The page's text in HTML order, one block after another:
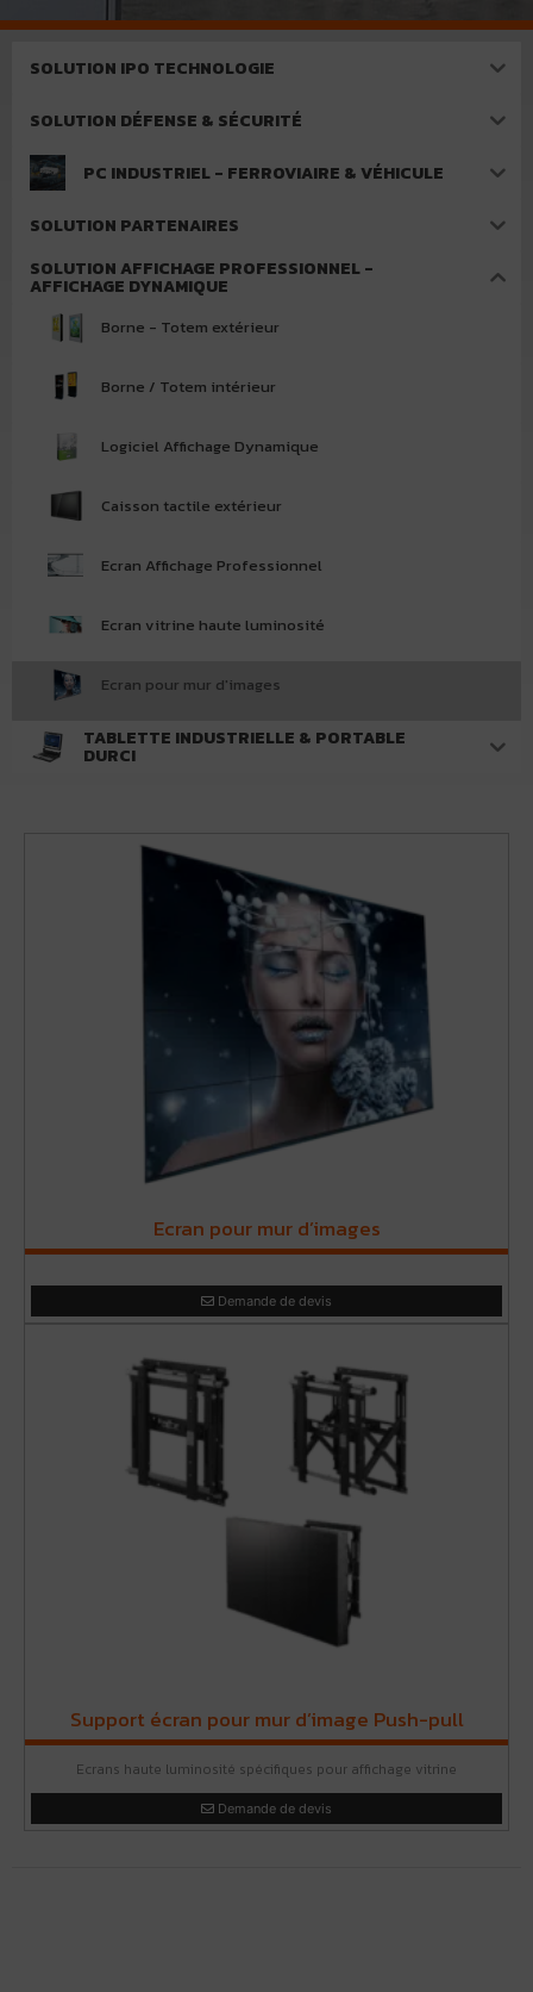
SOLUTION IPO TECHNOLOGIE
SOLUTION DÉFENSE & SÉCURITÉ
PC INDUSTRIEL - FERROVIAIRE & VÉHICULE
SOLUTION PARTENAIRES
SOLUTION AFFICHAGE PROFESSIONNEL -
AFFICHAGE DYNAMIQUE
Borne - Totem extérieur
Borne / Totem intérieur
Logiciel Affichage Dynamique
Caisson tactile extérieur
Ecran Affichage Professionnel
Ecran vitrine haute luminosité
Ecran pour mur d'images
TABLETTE INDUSTRIELLE & PORTABLE
DURCI
Ecran pour mur d’images
Demande de devis
Support écran pour mur d’image Push-pull
Ecrans haute luminosité spécifiques pour affichage vitrine
Demande de devis